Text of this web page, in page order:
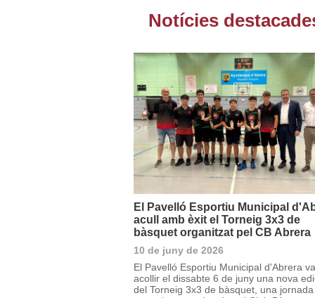
Notícies
El Pavelló Esportiu Municipal
acull amb èxit el Torneig 3x3 de
bàsquet organitzat pel CB Abrera
10 de juny de 2026
El Pavelló Esportiu Municipal d'Abrera va
acollir el dissabte 6 de juny una nova
del Torneig 3x3 de bàsquet, una jornada